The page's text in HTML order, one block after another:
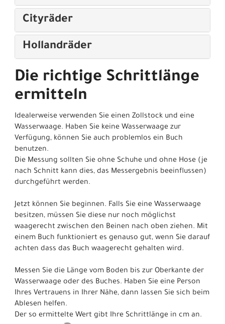
Cityräder
Hollandräder
Die richtige Schrittlänge
ermitteln
Idealerweise verwenden Sie einen Zollstock und eine
Wasserwaage. Haben Sie keine Wasserwaage zur
Verfügung, können Sie auch problemlos ein Buch
benutzen.
Die Messung sollten Sie ohne Schuhe und ohne Hose (je
nach Schnitt kann dies, das Messergebnis beeinflussen)
durchgeführt werden.
Jetzt können Sie beginnen. Falls Sie eine Wasserwaage
besitzen, müssen Sie diese nur noch möglichst
waagerecht zwischen den Beinen nach oben ziehen. Mit
einem Buch funktioniert es genauso gut, wenn Sie darauf
achten dass das Buch waagerecht gehalten wird.
Messen Sie die Länge vom Boden bis zur Oberkante der
Wasserwaage oder des Buches. Haben Sie eine Person
Ihres Vertrauens in Ihrer Nähe, dann lassen Sie sich beim
Ablesen helfen.
Der so ermittelte Wert gibt Ihre Schrittlänge in cm an.